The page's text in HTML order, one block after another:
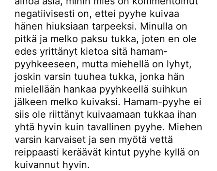
negatiivisesti on, ettei pyyhe kuivaa
hänen hiuksiaan tarpeeksi. Minulla on
pitkä ja melko paksu tukka, joten en ole
edes yrittänyt kietoa sitä hamam-
pyyhkeeseen, mutta miehellä on lyhyt,
joskin varsin tuuhea tukka, jonka hän
mielellään hankaa pyyhkeellä suihkun
jälkeen melko kuivaksi. Hamam-pyyhe ei
siis ole riittänyt kuivaamaan tukkaa ihan
yhtä hyvin kuin tavallinen pyyhe. Miehen
varsin karvaiset ja sen myötä vettä
reippaasti keräävät kintut pyyhe kyllä on
kuivannut hyvin.